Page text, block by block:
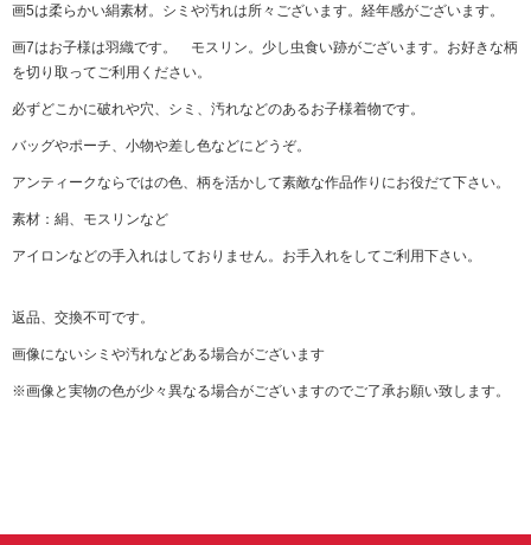
画5は柔らかい絹素材。シミや汚れは所々ございます。経年感がございます。
画7はお子様は羽織です。 モスリン。少し虫食い跡がございます。お好きな柄
を切り取ってご利用ください。
必ずどこかに破れや穴、シミ、汚れなどのあるお子様着物です。
バッグやポーチ、小物や差し色などにどうぞ。
アンティークならではの色、柄を活かして素敵な作品作りにお役だて下さい。
素材：絹、モスリンなど
アイロンなどの手入れはしておりません。お手入れをしてご利用下さい。
返品、交換不可です。
画像にないシミや汚れなどある場合がございます
※画像と実物の色が少々異なる場合がございますのでご了承お願い致します。